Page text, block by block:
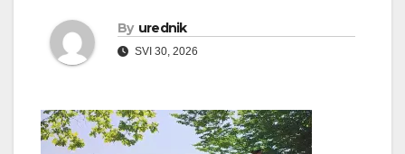
By urednik
SVI 30, 2026